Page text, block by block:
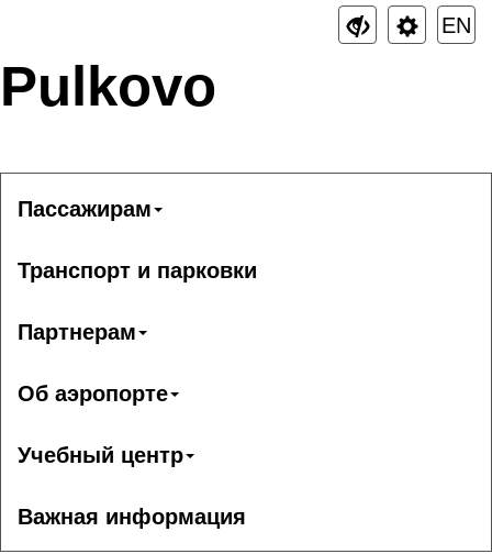
EN
Pulkovo
Пассажирам
Транспорт и парковки
Партнерам
Об аэропорте
Учебный центр
Важная информация